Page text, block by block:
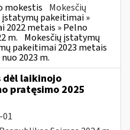
mokestis Mokesčių
įstatymų pakeitimai »
2022 metais » Pelno
m. Mokesčių įstatymų
pakeitimai 2023 metais
2023 m.
dėl laikinojo
pratęsimo 2025
01